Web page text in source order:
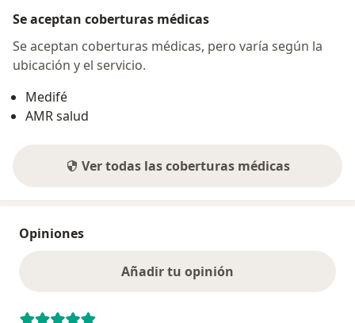
Se aceptan coberturas médicas
Se aceptan coberturas médicas, pero varía según la
ubicación y el servicio.
Medifé
AMR salud
Ver todas las coberturas médicas
Opiniones
Añadir tu opinión